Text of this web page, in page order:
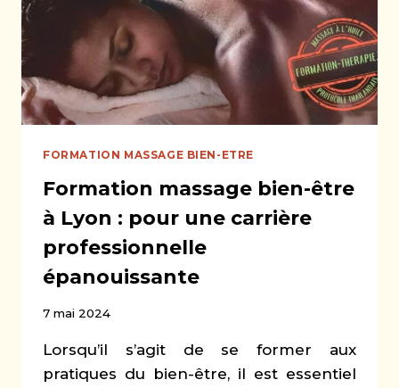
LA
PERFORMANCE
FORMATION MASSAGE BIEN-ETRE
Formation massage bien-être
à Lyon : pour une carrière
professionnelle
épanouissante
7 mai 2024
Lorsqu’il s’agit de se former aux
pratiques du bien-être, il est essentiel